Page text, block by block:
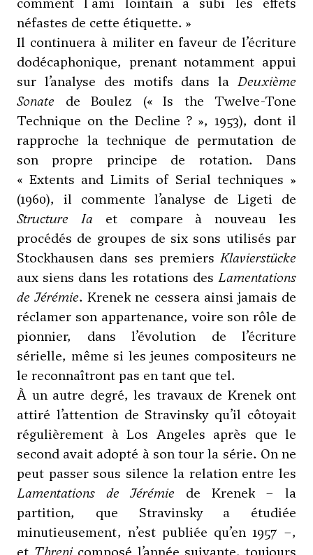
néfastes de cette étiquette. »
Il continuera à militer en faveur de l’écriture
dodécaphonique, prenant notamment appui
sur l’analyse des motifs dans la Deuxième
Sonate de Boulez (« Is the Twelve-Tone
Technique on the Decline ? », 1953), dont il
rapproche la technique de permutation de
son propre principe de rotation. Dans
« Extents and Limits of Serial techniques »
(1960), il commente l’analyse deLigeti de
Structure Ia et compare à nouveau les
procédés de groupes de six sons utilisés par
Stockhausen dans ses premiers Klavierstücke
aux siens dans les rotations des Lamentations
de Jérémie. Krenek ne cessera ainsi jamais de
réclamer son appartenance, voire son rôle de
pionnier, dans l’évolution de l’écriture
sérielle, même si les jeunes compositeurs ne
le reconnaîtront pas en tant que tel.
À un autre degré, les travaux de Krenek ont
attiré l’attention deStravinskyqu’il côtoyait
régulièrement à Los Angeles après que le
second avait adopté à son tour la série. On ne
peut passer sous silence la relation entre les
Lamentations de Jérémie de Krenek – la
partition, que Stravinsky a étudiée
minutieusement, n’est publiée qu’en 1957 –,